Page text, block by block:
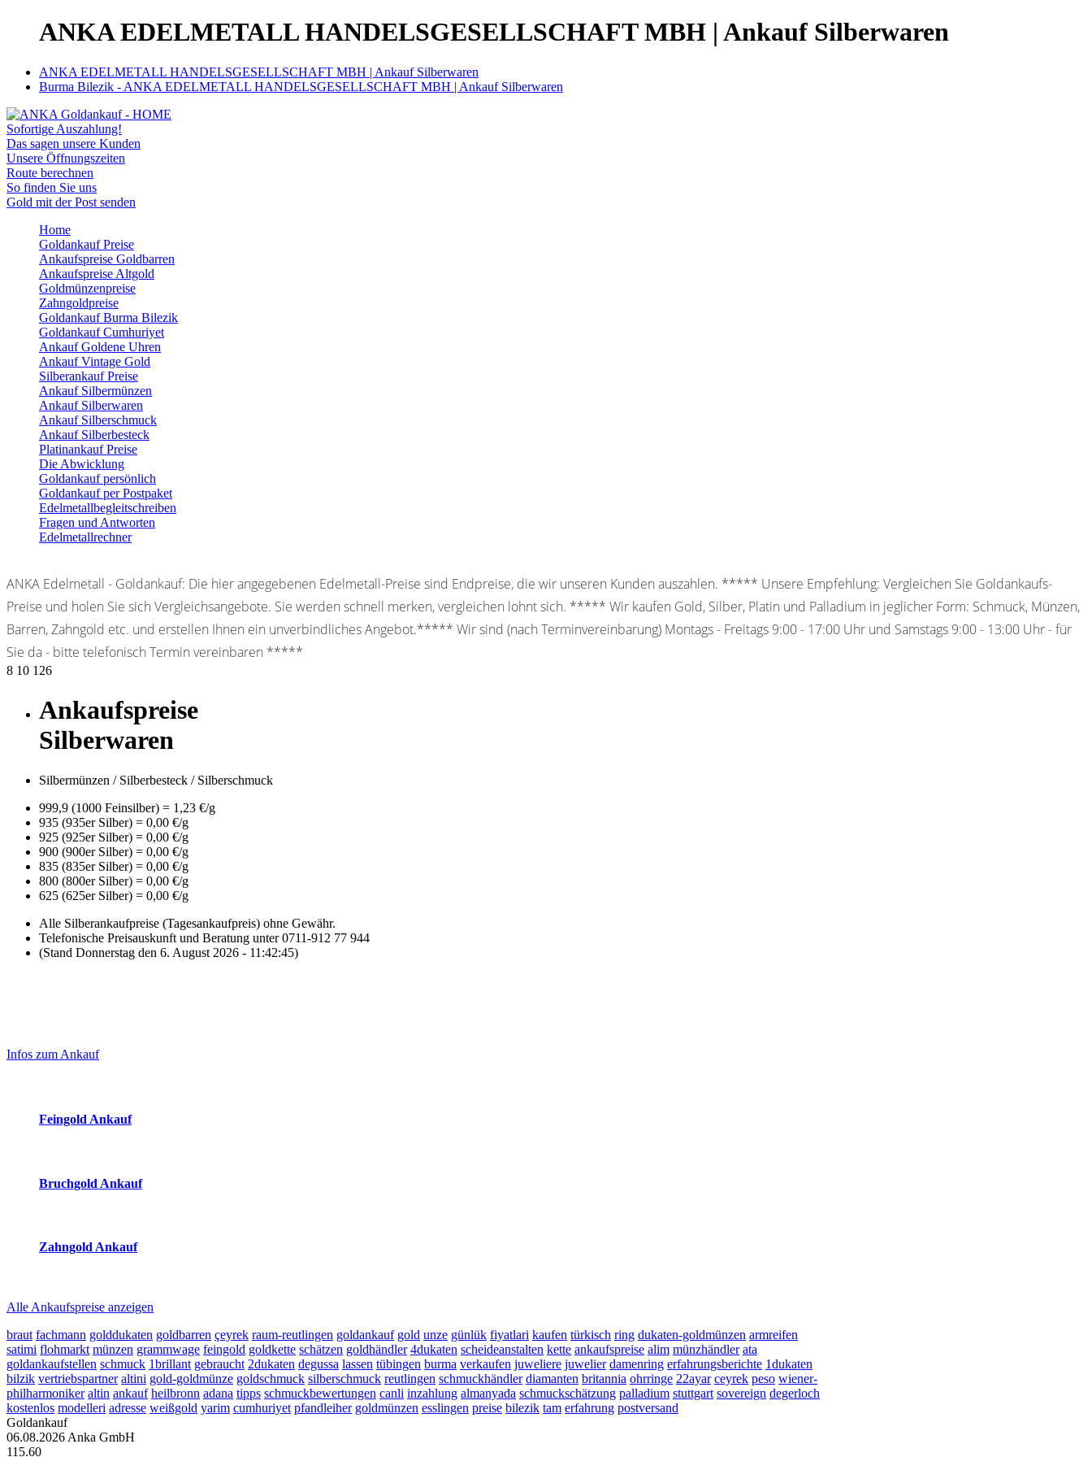
ANKA EDELMETALL HANDELSGESELLSCHAFT MBH | Ankauf Silberwaren
ANKA EDELMETALL HANDELSGESELLSCHAFT MBH | Ankauf Silberwaren
Burma Bilezik - ANKA EDELMETALL HANDELSGESELLSCHAFT MBH | Ankauf Silberwaren
Sofortige Auszahlung!
Das sagen unsere Kunden
Unsere Öffnungszeiten
Route berechnen
So finden Sie uns
Gold mit der Post senden
Home
Goldankauf Preise
Ankaufspreise Goldbarren
Ankaufspreise Altgold
Goldmünzenpreise
Zahngoldpreise
Goldankauf Burma Bilezik
Goldankauf Cumhuriyet
Ankauf Goldene Uhren
Ankauf Vintage Gold
Silberankauf Preise
Ankauf Silbermünzen
Ankauf Silberwaren
Ankauf Silberschmuck
Ankauf Silberbesteck
Platinankauf Preise
Die Abwicklung
Goldankauf persönlich
Goldankauf per Postpaket
Edelmetallbegleitschreiben
Fragen und Antworten
Edelmetallrechner
ANKA Edelmetall - Goldankauf: Die hier angegebenen Edelmetall-Preise sind Endpreise, die wir unseren Kunden auszahlen. ***** Unsere Empfehlung: Vergleichen Sie Goldankaufs-
Preise und holen Sie sich Vergleichsangebote. Sie werden schnell merken, vergleichen lohnt sich. ***** Wir kaufen Gold, Silber, Platin und Palladium in jeglicher Form: Schmuck, Münzen,
Barren, Zahngold etc. und erstellen Ihnen ein unverbindliches Angebot.***** Wir sind (nach Terminvereinbarung) Montags - Freitags 9:00 - 17:00 Uhr und Samstags 9:00 - 13:00 Uhr - für
Sie da - bitte telefonisch Termin vereinbaren *****
8 10 126
Ankaufspreise
Silberwaren
Silbermünzen / Silberbesteck / Silberschmuck
999,9 (1000 Feinsilber) = 1,23 €/g
935 (935er Silber) = 0,00 €/g
925 (925er Silber) = 0,00 €/g
900 (900er Silber) = 0,00 €/g
835 (835er Silber) = 0,00 €/g
800 (800er Silber) = 0,00 €/g
625 (625er Silber) = 0,00 €/g
Alle Silberankaufpreise (Tagesankaufpreis) ohne Gewähr.
Telefonische Preisauskunft und Beratung unter 0711-912 77 944
(Stand Donnerstag den 6. August 2026 - 11:42:45)
Sidebar
Infos zum Ankauf
Feingold Ankauf
Bruchgold Ankauf
Zahngold Ankauf
Alle Ankaufspreise anzeigen
braut fachmann golddukaten goldbarren çeyrek raum-reutlingen goldankauf gold unze günlük fiyatlari kaufen türkisch ring dukaten-goldmünzen armreifen
satimi flohmarkt münzen grammwage feingold goldkette schätzen goldhändler 4dukaten scheideanstalten kette ankaufspreise alim münzhändler ata
goldankaufstellen schmuck 1brillant gebraucht 2dukaten degussa lassen tübingen burma verkaufen juweliere juwelier damenring erfahrungsberichte 1dukaten
bilzik vertriebspartner altini gold-goldmünze goldschmuck silberschmuck reutlingen schmuckhändler diamanten britannia ohrringe 22ayar ceyrek peso wiener-
philharmoniker altin ankauf heilbronn adana tipps schmuckbewertungen canli inzahlung almanyada schmuckschätzung palladium stuttgart sovereign degerloch
kostenlos modelleri adresse weißgold yarim cumhuriyet pfandleiher goldmünzen esslingen preise bilezik tam erfahrung postversand
Goldankauf
06.08.2026 Anka GmbH
115.60